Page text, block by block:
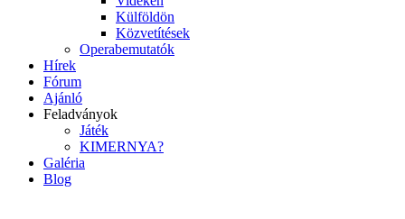
Külföldön
Közvetítések
Operabemutatók
Hírek
Fórum
Ajánló
Feladványok
Játék
KIMERNYA?
Galéria
Blog